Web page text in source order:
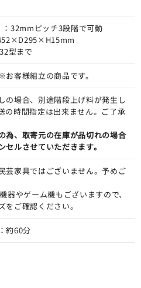
32mmピッチ3段階で可動
型まで
客様組立の商品です。
の場合、別途階段上げ料が発生し
の時間指定は出来ません。ご了承
為、取寄元の在庫が品切れの場合
セルさせていただきます。
芸家具ではございません。予めご
器やゲーム機もございますので、
をご確認ください。
約60分